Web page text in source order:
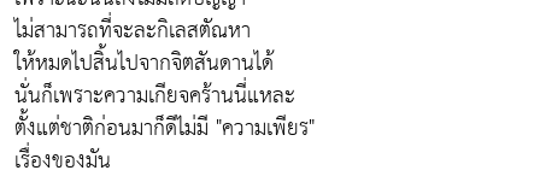
ไม่สามารถที่จะละกิเลสตัณหา
ให้หมดไปสิ้นไปจากจิตสันดานได้
นั่นก็เพราะความเกียจคร้านนี่แหละ
ตั้งแต่ชาติก่อนมาก็ดีไม่มี "ความเพียร"
เรื่องของมัน